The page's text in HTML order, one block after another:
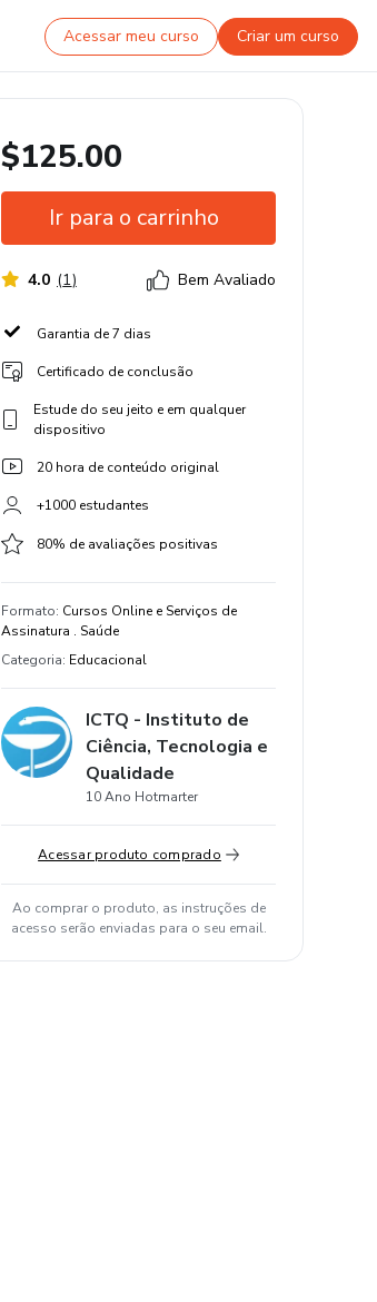
Acessar meu curso Criar um curso
$125.00
Ir para o carrinho
4.0 (1) Bem Avaliado
Garantia de 7 dias
Certificado de conclusão
Estude do seu jeito e em qualquer
dispositivo
20 hora de conteúdo original
+1000 estudantes
80% de avaliações positivas
Formato: Cursos Online e Serviços de
Assinatura . Saúde
Categoria: Educacional
ICTQ - Instituto de
Ciência, Tecnologia e
Qualidade
10 Ano Hotmarter
Acessar produto comprado
Ao comprar o produto, as instruções de
acesso serão enviadas para o seu email.